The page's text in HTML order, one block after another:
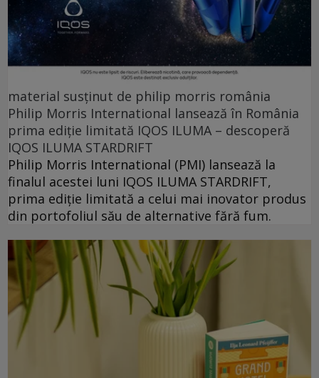
material susținut de philip morris românia
Philip Morris International lansează în România
prima ediție limitată IQOS ILUMA – descoperă
IQOS ILUMA STARDRIFT
Philip Morris International (PMI) lansează la
finalul acestei luni IQOS ILUMA STARDRIFT,
prima ediție limitată a celui mai inovator produs
din portofoliul său de alternative fără fum.